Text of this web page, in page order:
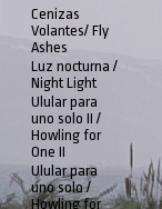
Cenizas
Volantes/ Fly
Ashes
Luz nocturna /
Night Light
Ulular para
uno solo II /
Howling for
One II
Ulular para
uno solo /
Howling for